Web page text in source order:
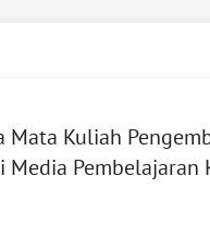
Mata Kuliah
Media Pembelajaran